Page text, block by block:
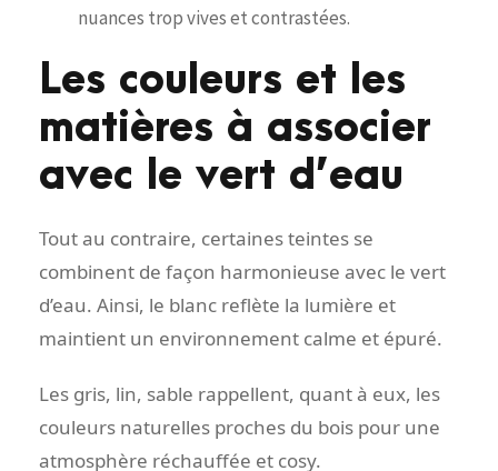
nuances trop vives et contrastées.
Les couleurs et les
matières à associer
avec le vert d’eau
Tout au contraire, certaines teintes se
combinent de façon harmonieuse avec le vert
d’eau. Ainsi, le blanc reflète la lumière et
maintient un environnement calme et épuré.
Les gris, lin, sable rappellent, quant à eux, les
couleurs naturelles proches du bois pour une
atmosphère réchauffée et cosy.